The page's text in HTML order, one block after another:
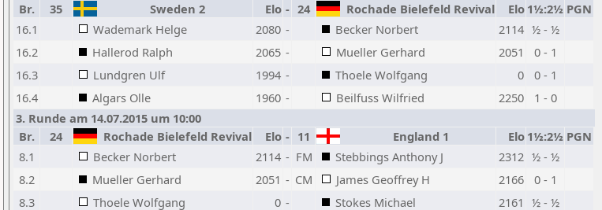
Br.
35 Sweden 2 Elo - 24 Rochade Bielefeld Revival Elo 1½:2½ PGN
16.1
Wademark Helge 2080 - Becker Norbert 2114 ½ - ½
16.2
Hallerod Ralph 2065 - Mueller Gerhard 2051
0 - 1
16.3
Lundgren Ulf 1994 - Thoele Wolfgang 0
0 - 1
16.4
Algars Olle 1960 - Beilfuss Wilfried 2250
1 - 0
3. Runde am 14.07.2015 um 10:00
Br.
24 Rochade Bielefeld Revival Elo - 11 England 1 Elo 1½:2½ PGN
8.1
Becker Norbert 2114 - FM Stebbings Anthony J 2312 ½ - ½
8.2
Mueller Gerhard 2051 - CM James Geoffrey H 2166
0 - 1
8.3
Thoele Wolfgang 0 - Stokes Michael 2161 ½ - ½